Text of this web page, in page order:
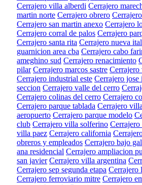
Cerrajero villa alberdi Cerrajero
martin norte Cerrajero obrero
Cerrajero san martin anexo Cerrajero
Cerrajero corral de palos Cerrajero
Cerrajero santa rita Cerrajero nueva
guarnicion area cba Cerrajero cabo
ameghino sud Cerrajero renacimiento
pilar Cerrajero marcos sastre Cerrajero
Cerrajero industrial este Cerrajero jose
seccion Cerrajero valle del cerro
Cerrajero colinas del cerro Cerrajero
Cerrajero parque tablada Cerrajero
aeropuerto Cerrajero parque modelo
club Cerrajero villa solferino Cerrajero
villa paez Cerrajero california
obreros y empleados Cerrajero bajo
ana residencial Cerrajero ampliacion
san javier Cerrajero villa argentina
Cerrajero sep segunda etapa Cerrajero
Cerrajero ferroviario mitre Cerrajero